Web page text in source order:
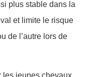
plus stable dans la
et limite le risque
de l’autre lors de